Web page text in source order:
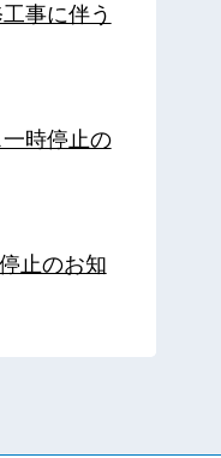
事に伴う
時停止の
止のお知